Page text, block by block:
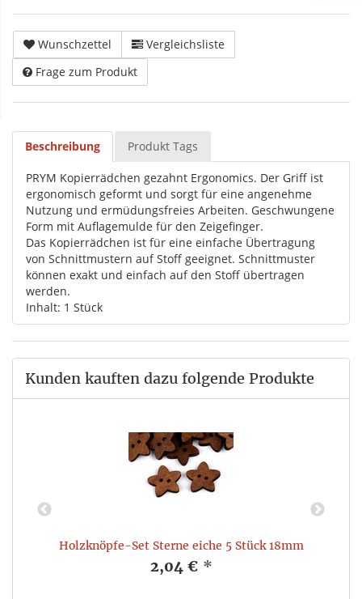
Wunschzettel
Vergleichsliste
Frage zum Produkt
Beschreibung Produkt Tags
PRYM Kopierrädchen gezahnt Ergonomics. Der Griff ist
ergonomisch geformt und sorgt für eine angenehme
Nutzung und ermüdungsfreies Arbeiten. Geschwungene
Form mit Auflagemulde für den Zeigefinger.
Das Kopierrädchen ist für eine einfache Übertragung
von Schnittmustern auf Stoff geeignet. Schnittmuster
können exakt und einfach auf den Stoff übertragen
werden.
Inhalt: 1 Stück
Kunden kauften dazu folgende Produkte
Holzknöpfe-Set Sterne eiche 5 Stück 18mm
2,04 € *